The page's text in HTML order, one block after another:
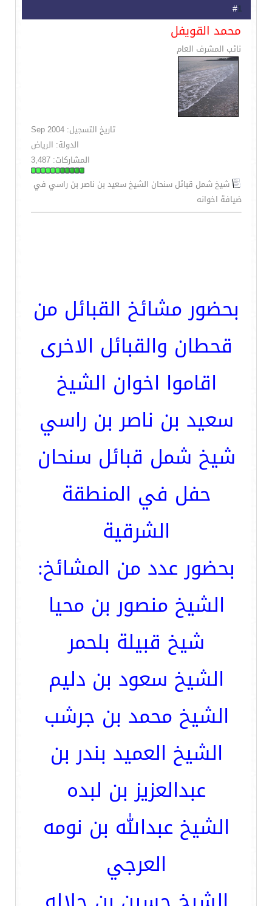
1
محمد القويفل
نائب المشرف العام
تاريخ التسجيل: Sep 2004
الدولة: الرياض
المشاركات: 3,487
شيخ شمل قبائل سنحان الشيخ سعيد بن ناصر بن راسي في
ضيافة اخوانه
بحضور مشائخ القبائل من
قحطان والقبائل الاخرى
اقاموا اخوان الشيخ
سعيد بن ناصر بن راسي
شيخ شمل قبائل سنحان
حفل في المنطقة
الشرقية
بحضور عدد من المشائخ:
الشيخ منصور بن محيا
شيخ قبيلة بلحمر
الشيخ سعود بن دليم
الشيخ محمد بن جرشب
الشيخ العميد بندر بن
عبدالعزيز بن لبده
الشيخ عبدالله بن نومه
العرجي